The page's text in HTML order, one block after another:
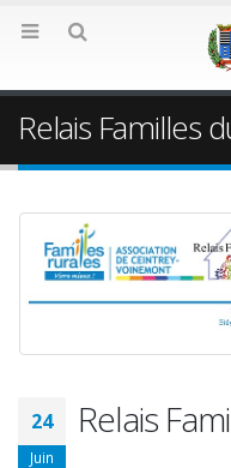
Relais Familles
24
Juin
Relais